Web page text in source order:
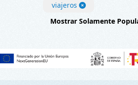
viajeros
Mostrar Solamente